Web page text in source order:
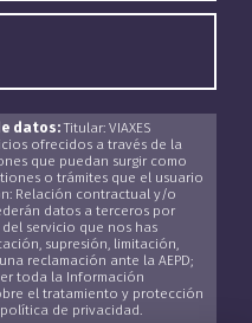
datos:Titular: VIAXES
ofrecidos a través de la
que puedan surgir como
o trámites que el usuario
Relación contractual y/o
datos a terceros por
servicio que nos has
supresión, limitación,
reclamación ante la AEPD;
toda la Información
el tratamiento y protección
de privacidad.